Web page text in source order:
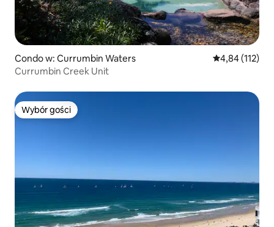
Condo w: Currumbin Waters Średnia
4,84 (112)
Currumbin Creek Unit
Wybór gości
Wybór gości